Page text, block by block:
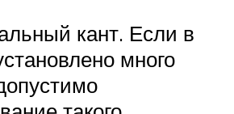
кант. Если в
много